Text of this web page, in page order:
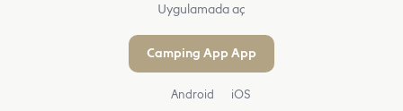
Uygulamada aç
Camping App App
Android iOS